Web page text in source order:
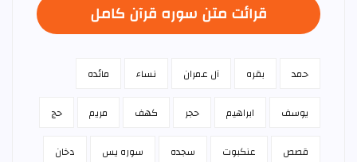
قرائت متن سوره قرآن كامل
حمد بقره آل عمران نساء مائده
يوسف ابراهيم حجر كهف مريم حج
قصص عنكبوت سجده سوره يس دخان